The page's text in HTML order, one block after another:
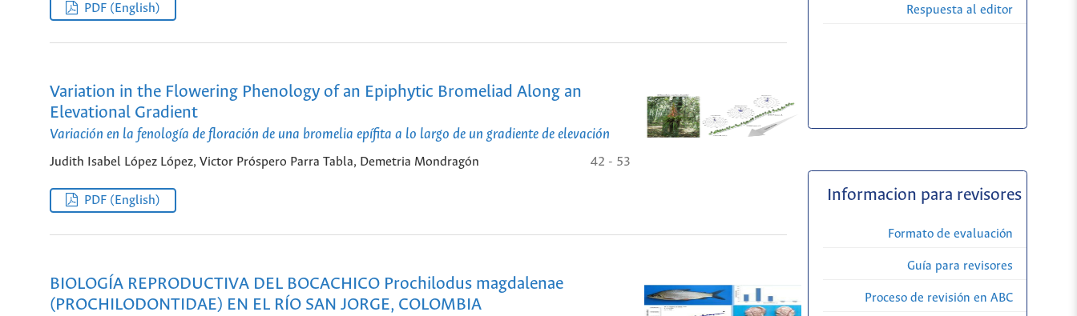
PDF (English)
Variation in the Flowering Phenology of an Epiphytic Bromeliad Along an
Elevational Gradient
Variación en la fenología de floración de una bromelia epífita a lo largo de un gradiente de elevación
Judith Isabel López López, Victor Próspero Parra Tabla, Demetria Mondragón 42 - 53
PDF (English)
BIOLOGÍA REPRODUCTIVA DEL BOCACHICO Prochilodus magdalenae
(PROCHILODONTIDAE) EN EL RÍO SAN JORGE, COLOMBIA
Respuesta al editor
Informacion para revisores
Formato de evaluación
Guía para revisores
Proceso de revisión en ABC